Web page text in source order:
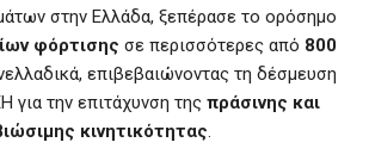
στην Ελλάδα, ξεπέρασε το ορόσημο
φόρτισης σε περισσότερες από 800
επιβεβαιώνοντας τη δέσμευση
για την επιτάχυνση της πράσινης και
κινητικότητας.